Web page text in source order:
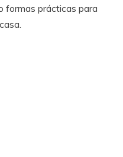
formas prácticas para